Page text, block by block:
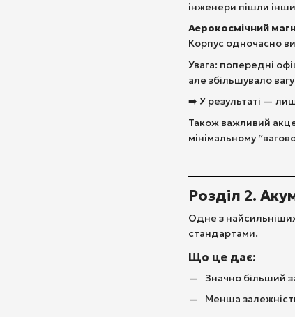
інженери пішли
Аерокосмічний
Корпус одночасно
Увага: попередні
але збільшувало
➡️ У результаті —
Також важливий
мінімальному
Розділ 2.
Одне з
стандартами.
Що це дає:
Значно більший
Менша